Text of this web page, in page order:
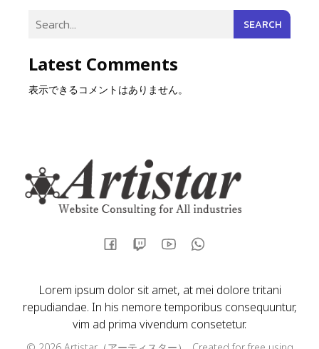
SEARCH
Latest Comments
表示できるコメントはありません。
Lorem ipsum dolor sit amet, at mei dolore tritani
repudiandae. In his nemore temporibus consequuntur,
vim ad prima vivendum consetetur.